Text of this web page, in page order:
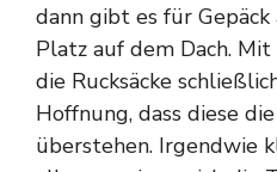
dann gibt es für
Platz auf dem Dach.
die Rucksäcke
Hoffnung, dass diese
überstehen. Irgendwie